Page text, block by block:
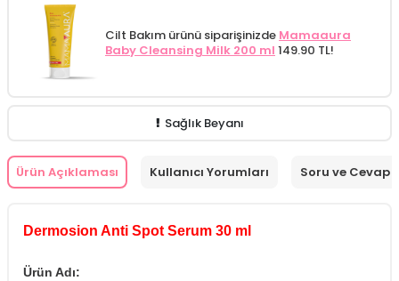
Cilt Bakım ürünü siparişinizde Mamaaura
Baby Cleansing Milk 200 ml 149.90 TL!
Sağlık Beyanı
Ürün Açıklaması Kullanıcı Yorumları Soru ve Cevap
Dermosion Anti Spot Serum 30 ml
Ürün Adı: